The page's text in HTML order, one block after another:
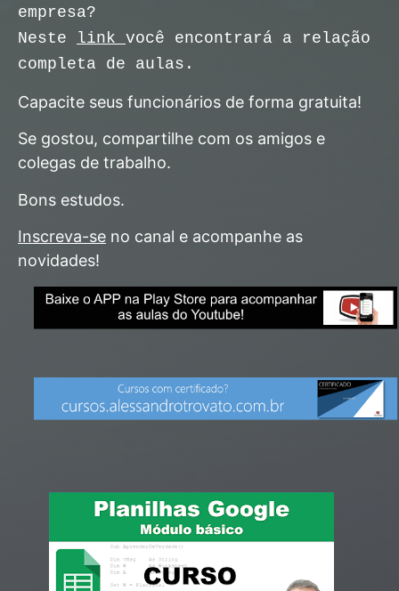
empresa?
Neste
link você encontrará a relação
completa de aulas.
Capacite seus funcionários de forma gratuita!
Se gostou, compartilhe com os amigos e
colegas de trabalho.
Bons estudos.
Inscreva-se no canal e acompanhe as
novidades!